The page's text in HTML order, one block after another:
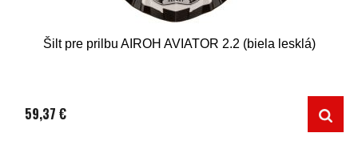
Šilt pre prilbu AIROH AVIATOR 2.2 (biela lesklá)
59,37 €